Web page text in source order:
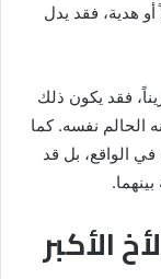
أو هدية، فقد يدل
فقد يكون ذلك
الحالم نفسه. كما
في الواقع، بل قد
الأكبر